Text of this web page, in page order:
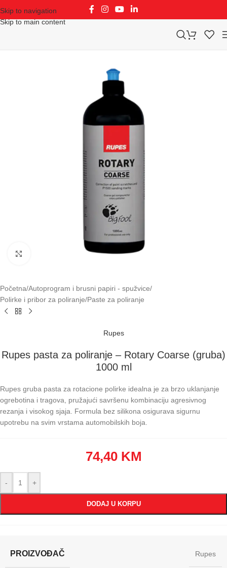
Skip to navigation
Skip to main content
Klikni za uvećavanje
Početna/Autoprogram i brusni papiri - spužvice/
Polirke i pribor za poliranje/Paste za poliranje
Rupes
Rupes pasta za poliranje – Rotary Coarse (gruba)
1000 ml
Rupes gruba pasta za rotacione polirke idealna je za brzo uklanjanje
ogrebotina i tragova, pružajući savršenu kombinaciju agresivnog
rezanja i visokog sjaja. Formula bez silikona osigurava sigurnu
upotrebu na svim vrstama automobilskih boja.
74,40 KM
- +
DODAJ U KORPU
PROIZVOĐAČ Rupes